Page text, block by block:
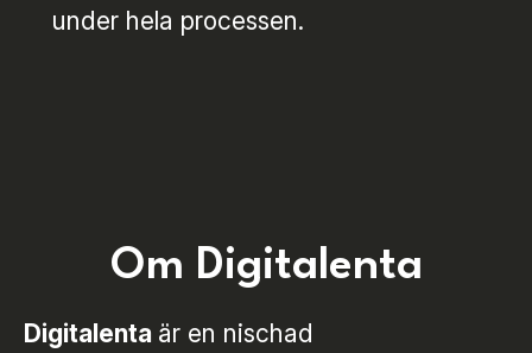
under hela processen.
Om Digitalenta
Digitalenta är en nischad